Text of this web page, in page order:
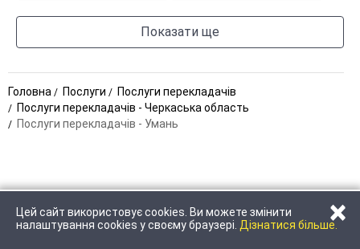
Показати ще
Головна Послуги
Послуги перекладачів
Послуги перекладачів - Черкаська область
Послуги перекладачів - Умань
Цей сайт використовує cookies. Ви можете змінити
налаштування cookies у своєму браузері. Дізнатися більше.×
ЗАТЕЛЕФОНУВАТИ НАПИСАТИ